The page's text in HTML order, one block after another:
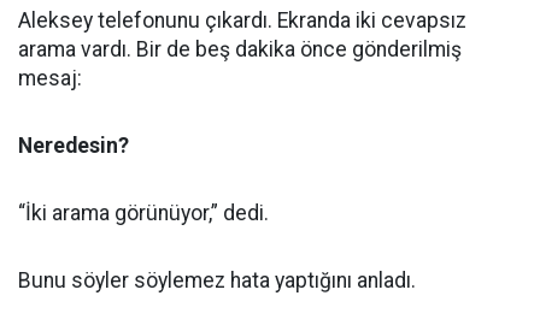
Aleksey telefonunu çıkardı. Ekranda iki cevapsız
arama vardı. Bir de beş dakika önce gönderilmiş
mesaj:
Neredesin?
“İki arama görünüyor,” dedi.
Bunu söyler söylemez hata yaptığını anladı.